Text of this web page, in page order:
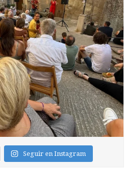
Seguir en Instagram